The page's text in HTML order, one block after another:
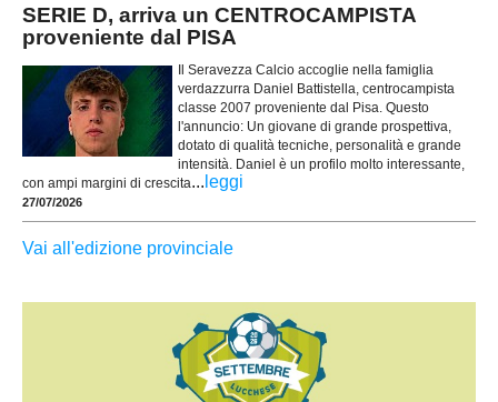
SERIE D, arriva un CENTROCAMPISTA
proveniente dal PISA
Il Seravezza Calcio accoglie nella famiglia
verdazzurra Daniel Battistella, centrocampista
classe 2007 proveniente dal Pisa. Questo
l'annuncio: Un giovane di grande prospettiva,
dotato di qualità tecniche, personalità e grande
intensità. Daniel è un profilo molto interessante,
con ampi margini di crescita... leggi
27/07/2026
Vai all'edizione provinciale